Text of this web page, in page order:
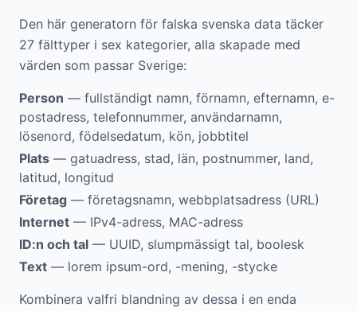
Den här generatorn för falska svenska data täcker
27 fälttyper i sex kategorier, alla skapade med
värden som passar Sverige:
Person — fullständigt namn, förnamn, efternamn, e-
postadress, telefonnummer, användarnamn,
lösenord, födelsedatum, kön, jobbtitel
Plats — gatuadress, stad, län, postnummer, land,
latitud, longitud
Företag — företagsnamn, webbplatsadress (URL)
Internet — IPv4-adress, MAC-adress
ID:n och tal — UUID, slumpmässigt tal, boolesk
Text — lorem ipsum-ord, -mening, -stycke
Kombinera valfri blandning av dessa i en enda